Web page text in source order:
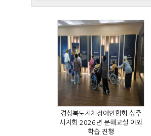
학습 진행